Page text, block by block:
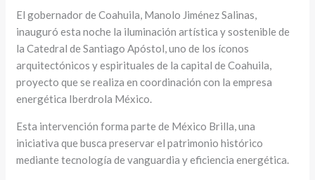
El gobernador de Coahuila, Manolo Jiménez Salinas,
inauguró esta noche la iluminación artística y sostenible de
la Catedral de Santiago Apóstol, uno de los íconos
arquitectónicos y espirituales de la capital de Coahuila,
proyecto que se realiza en coordinación con la empresa
energética Iberdrola México.
Esta intervención forma parte de México Brilla, una
iniciativa que busca preservar el patrimonio histórico
mediante tecnología de vanguardia y eficiencia energética.